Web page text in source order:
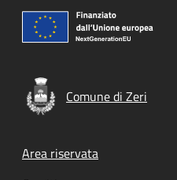
Comune di Zeri
Footer menu
Area riservata